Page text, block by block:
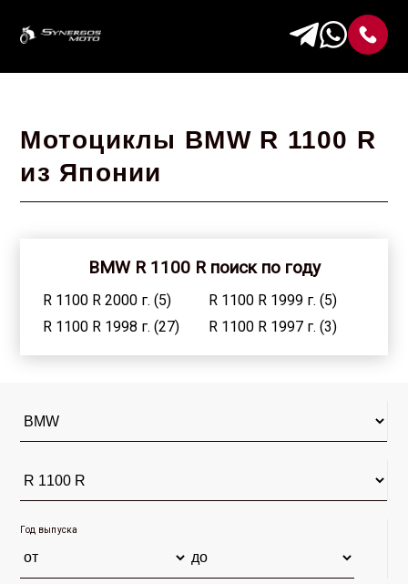
Мотоциклы BMW R 1100 R
из Японии
BMW R 1100 R поиск по году
R 1100 R 2000 г. (5)
R 1100 R 1999 г. (5)
R 1100 R 1998 г. (27)
R 1100 R 1997 г. (3)
R 1100 R 1996 г. (3)
R 1100 R 1995 г. (5)
Год выпуска